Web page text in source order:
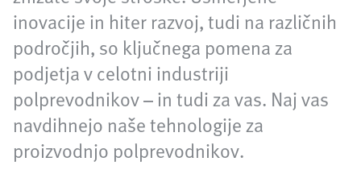
inovacije in hiter razvoj, tudi na različnih
področjih, so ključnega pomena za
podjetja v celotni industriji
polprevodnikov – in tudi za vas. Naj vas
navdihnejo naše tehnologije za
proizvodnjo polprevodnikov.